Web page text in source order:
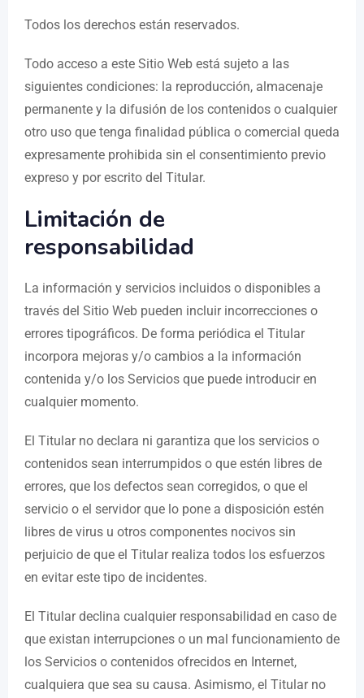
Todos los derechos están reservados.
Todo acceso a este Sitio Web está sujeto a las
siguientes condiciones: la reproducción, almacenaje
permanente y la difusión de los contenidos o cualquier
otro uso que tenga finalidad pública o comercial queda
expresamente prohibida sin el consentimiento previo
expreso y por escrito del Titular.
Limitación de
responsabilidad
La información y servicios incluidos o disponibles a
través del Sitio Web pueden incluir incorrecciones o
errores tipográficos. De forma periódica el Titular
incorpora mejoras y/o cambios a la información
contenida y/o los Servicios que puede introducir en
cualquier momento.
El Titular no declara ni garantiza que los servicios o
contenidos sean interrumpidos o que estén libres de
errores, que los defectos sean corregidos, o que el
servicio o el servidor que lo pone a disposición estén
libres de virus u otros componentes nocivos sin
perjuicio de que el Titular realiza todos los esfuerzos
en evitar este tipo de incidentes.
El Titular declina cualquier responsabilidad en caso de
que existan interrupciones o un mal funcionamiento de
los Servicios o contenidos ofrecidos en Internet,
cualquiera que sea su causa. Asimismo, el Titular no